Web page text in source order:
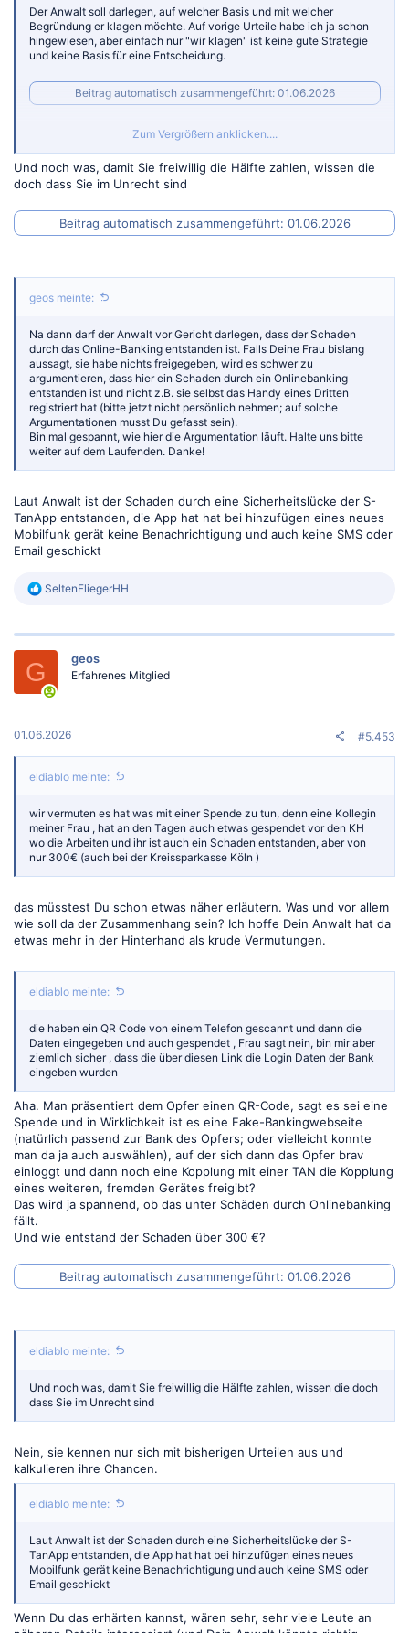
Der Anwalt soll darlegen, auf welcher Basis und mit welcher
Begründung er klagen möchte. Auf vorige Urteile habe ich ja schon
hingewiesen, aber einfach nur "wir klagen" ist keine gute Strategie
und keine Basis für eine Entscheidung.
Beitrag automatisch zusammengeführt: 01.06.2026
genau so abgelaufen ist?
Beitrag automatisch zusammengeführt:01.06.2026
Ich denke es ist sinnvoll, bei der betreffenden Bank
Funktion/Verknüpfung für die Karte zu deaktivieren.
Zum Vergrößern anklicken....
Und noch was, damit Sie freiwillig die Hälfte zahlen, wissen die
doch dass Sie im Unrecht sind
Beitrag automatisch zusammengeführt: 01.06.2026
geos meinte:
Na dann darf der Anwalt vor Gericht darlegen, dass der Schaden
durch das Online-Banking entstanden ist. Falls Deine Frau bislang
aussagt, sie habe nichts freigegeben, wird es schwer zu
argumentieren, dass hier ein Schaden durch ein Onlinebanking
entstanden ist und nicht z.B. sie selbst das Handy eines Dritten
registriert hat (bitte jetzt nicht persönlich nehmen; auf solche
Argumentationen musst Du gefasst sein).
Bin mal gespannt, wie hier die Argumentation läuft. Halte uns bitte
weiter auf dem Laufenden. Danke!
Laut Anwalt ist der Schaden durch eine Sicherheitslücke der S-
TanApp entstanden, die App hat hat bei hinzufügen eines neues
Mobilfunk gerät keine Benachrichtigung und auch keine SMS oder
Email geschickt
R
k
o
n
:
SeltenFliegerHH
G geos
Erfahrenes Mitglied
01.06.2026 #5.453
eldiablo meinte:
wir vermuten es hat was mit einer Spende zu tun, denn eine Kollegin
meiner Frau , hat an den Tagen auch etwas gespendet vor den KH
wo die Arbeiten und ihr ist auch ein Schaden entstanden, aber von
nur 300€ (auch bei der Kreissparkasse Köln )
das müsstest Du schon etwas näher erläutern. Was und vor allem
wie soll da der Zusammenhang sein? Ich hoffe Dein Anwalt hat da
etwas mehr in der Hinterhand als krude Vermutungen.
eldiablo meinte:
die haben ein QR Code von einem Telefon gescannt und dann die
Daten eingegeben und auch gespendet , Frau sagt nein, bin mir aber
ziemlich sicher , dass die über diesen Link die Login Daten der Bank
eingeben wurden
Aha. Man präsentiert dem Opfer einen QR-Code, sagt es sei eine
Spende und in Wirklichkeit ist es eine Fake-Bankingwebseite
(natürlich passend zur Bank des Opfers; oder vielleicht konnte
man da ja auch auswählen), auf der sich dann das Opfer brav
einloggt und dann noch eine Kopplung mit einer TAN die Kopplung
eines weiteren, fremden Gerätes freigibt?
Das wird ja spannend, ob das unter Schäden durch Onlinebanking
fällt.
Und wie entstand der Schaden über 300 €?
Beitrag automatisch zusammengeführt: 01.06.2026
eldiablo meinte:
Und noch was, damit Sie freiwillig die Hälfte zahlen, wissen die doch
dass Sie im Unrecht sind
Nein, sie kennen nur sich mit bisherigen Urteilen aus und
kalkulieren ihre Chancen.
eldiablo meinte:
Laut Anwalt ist der Schaden durch eine Sicherheitslücke der S-
TanApp entstanden, die App hat hat bei hinzufügen eines neues
Mobilfunk gerät keine Benachrichtigung und auch keine SMS oder
Email geschickt
Wenn Du das erhärten kannst, wären sehr, sehr viele Leute an